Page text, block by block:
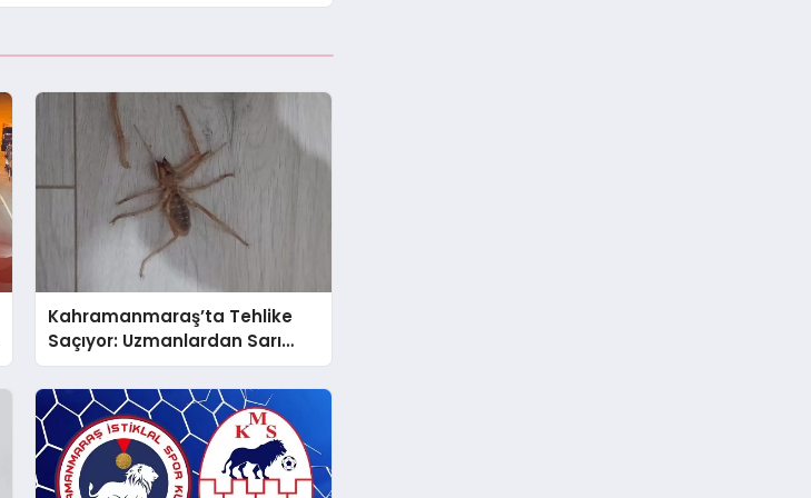
Kahramanmaraş’ta Tehlike
Saçıyor: Uzmanlardan Sarı
Ömer (Böğ) Uyarısı!